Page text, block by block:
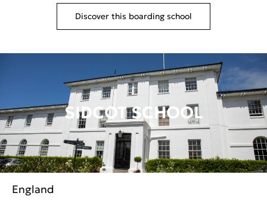
Discover this boarding school
SIDCOT SCHOOL
England